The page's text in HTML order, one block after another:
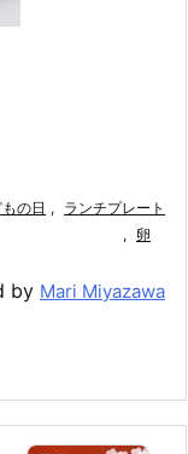
の日 ,
ランチプレート
,
卵
by Mari Miyazawa